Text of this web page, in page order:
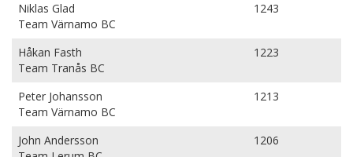
Niklas Glad
Team Värnamo BC
1243
Håkan Fasth
Team Tranås BC
1223
Peter Johansson
Team Värnamo BC
1213
John Andersson
1206